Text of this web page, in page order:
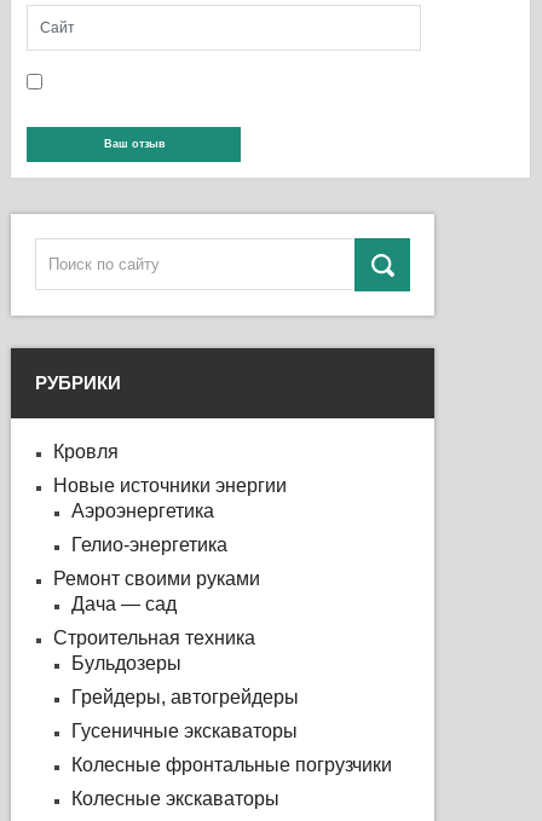
РУБРИКИ
Кровля
Новые источники энергии
Аэроэнергетика
Гелио-энергетика
Ремонт своими руками
Дача — сад
Строительная техника
Бульдозеры
Грейдеры, автогрейдеры
Гусеничные экскаваторы
Колесные фронтальные погрузчики
Колесные экскаваторы